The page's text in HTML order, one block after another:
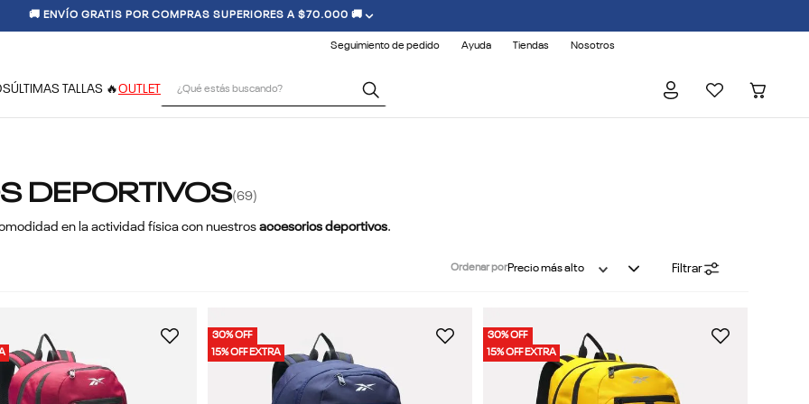
🚚 ENVÍO GRATIS POR COMPRAS SUPERIORES A $70.000 🚚
Seguimiento de pedido Ayuda Tiendas Nosotros
ÚLTIMAS TALLAS 🔥OUTLET
DEPORTIVOS 69
en la actividad física con nuestrosaccesorios deportivos.
Ordenar porPrecio más alto Filtrar
30% OFF
15% OFF EXTRA
30% OFF
15% OFF EXTRA